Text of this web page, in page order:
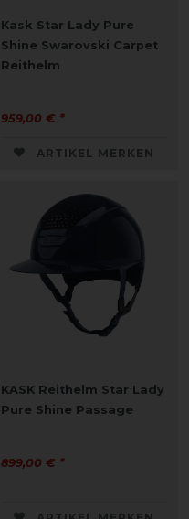
Kask Star Lady Pure
Shine Swarovski Carpet
Reithelm
959,00 € *
ARTIKEL MERKEN
KASK Reithelm Star Lady
Pure Shine Passage
899,00 € *